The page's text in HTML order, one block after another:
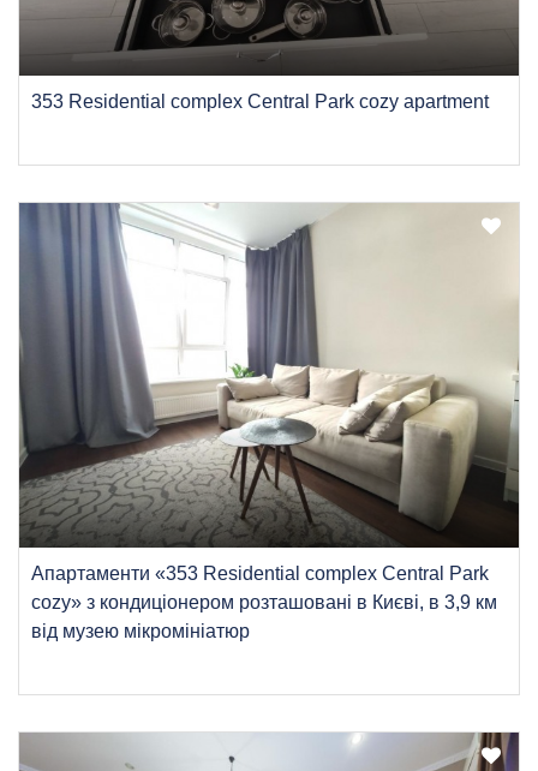
353 Residential complex Central Park cozy apartment
Апартаменти «353 Residential complex Central Park
cozy» з кондиціонером розташовані в Києві, в 3,9 км
від музею мікромініатюр